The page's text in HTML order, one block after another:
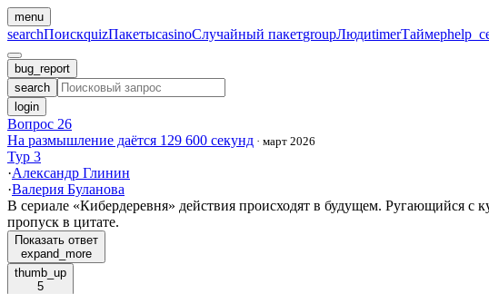
menu
searchПоискquizПакетыcasinoСлучайный пакетgroupЛюдиtimerТаймер
bug_report
search
login
Вопрос 26
На размышление даётся 129 600 секунд · март 2026
Тур 3
·Александр Глинин
·Валерия Буланова
В сериале «Кибердеревня» действия происходят в будущем. Ругающийся
пропуск в цитате.
Показать ответ
expand_more
thumb_up
5